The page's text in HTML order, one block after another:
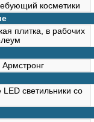
косметики
плитка, в рабочих
светильники со